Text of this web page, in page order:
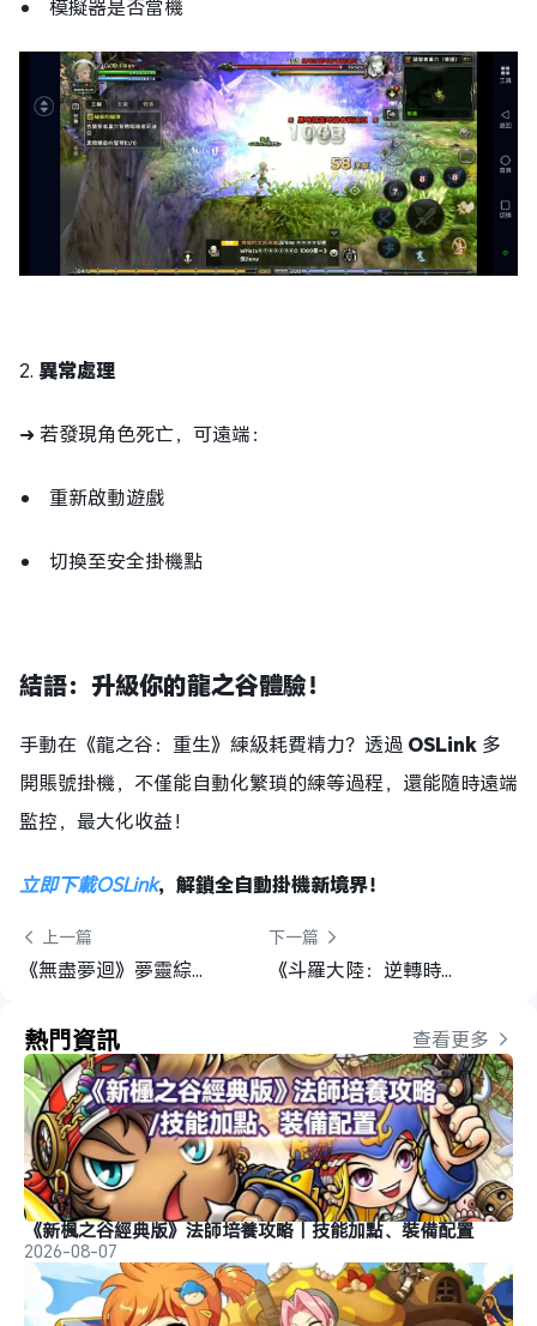
模擬器是否當機
2. 異常處理
➜ 若發現角色死亡，可遠端：
重新啟動遊戲
切換至安全掛機點
結語：升級你的龍之谷體驗！
手動在《龍之谷：重生》練級耗費精力？透過 OSLink 多
開賬號掛機，不僅能自動化繁瑣的練等過程，還能隨時遠端
監控，最大化收益！
立即下載OSLink，解鎖全自動掛機新境界！
上一篇
《無盡夢迴》夢靈綜合攻略 強度榜單×流派解析×組隊思路
下一篇
《斗羅大陸：逆轉時空》魂師養成、流派解析與陣容推薦
熱門資訊 查看更多
《新楓之谷經典版》法師培養攻略｜技能加點、裝備配置
2026-08-07